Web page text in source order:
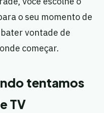
o seu momento de
vontade de
começar.
tentamos
TV